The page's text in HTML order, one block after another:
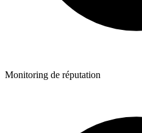
Monitoring de réputation